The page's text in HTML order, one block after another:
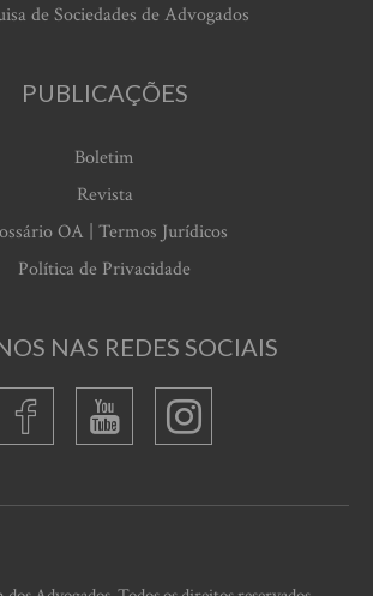
de Sociedades de Advogados
PUBLICAÇÕES
Boletim
Revista
OA | Termos Jurídicos
Política de Privacidade
NAS REDES SOCIAIS